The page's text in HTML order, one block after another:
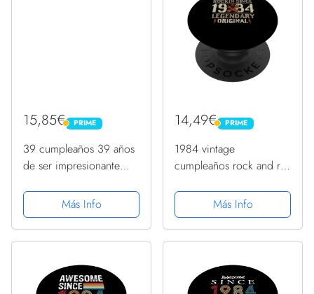
15,85€ PRIME
PRIME
39 cumpleaños 39 años
de ser impresionante
PopSockets PopGrip
Intercambiable
Más Info
14,49€ PRIME
PRIME
1984 vintage
cumpleaños rock and roll
PopSockets PopGrip
Intercambiable
Más Info